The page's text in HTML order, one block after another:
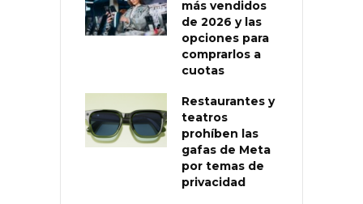
más vendidos
de 2026 y las
opciones para
comprarlos a
cuotas
Restaurantes y
teatros
prohíben las
gafas de Meta
por temas de
privacidad